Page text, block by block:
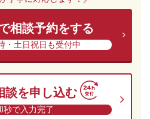
相談予約をする
・土日祝日も受付中
談を申し込む
秒で入力完了